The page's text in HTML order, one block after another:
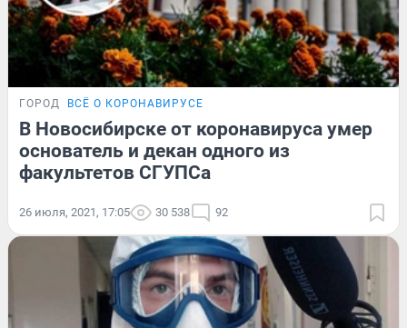
ГОРОД ВСЁ О КОРОНАВИРУСЕ
В Новосибирске от коронавируса умер
основатель и декан одного из
факультетов СГУПСа
26 июля, 2021, 17:05 30 538 92